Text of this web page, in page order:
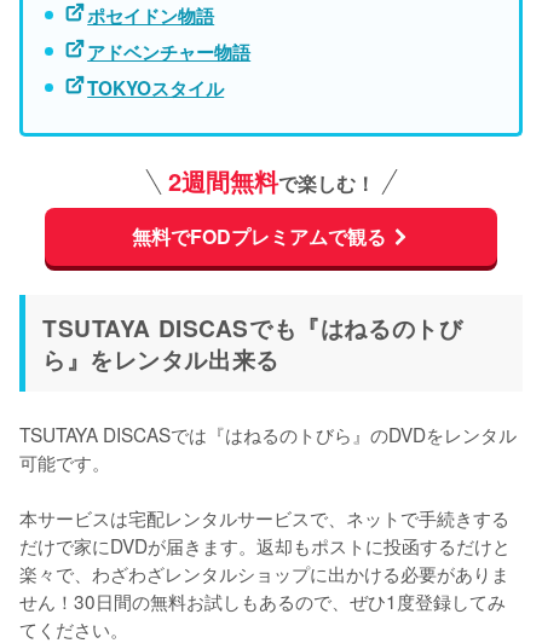
ポセイドン物語
アドベンチャー物語
TOKYOスタイル
2週間無料で楽しむ！
無料でFODプレミアムで観る
TSUTAYA DISCASでも『はねるのトび
ら』をレンタル出来る
TSUTAYA DISCASでは『はねるのトびら』のDVDをレンタル
可能です。
本サービスは宅配レンタルサービスで、ネットで手続きする
だけで家にDVDが届きます。返却もポストに投函するだけと
楽々で、わざわざレンタルショップに出かける必要がありま
せん！30日間の無料お試しもあるので、ぜひ1度登録してみ
てください。